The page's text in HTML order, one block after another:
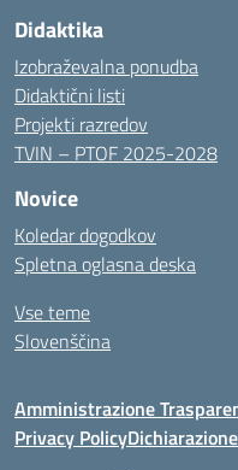
Didaktika
Izobraževalna ponudba
Didaktični listi
Projekti razredov
TVIN – PTOF 2025-2028
Novice
Koledar dogodkov
Spletna oglasna deska
Vse teme
Slovenščina
Amministrazione
Privacy Policy